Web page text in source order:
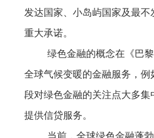
发达国家、小岛屿国家及最
重大承诺。
绿色金融的概念在《巴
全球气候变暖的金融服务，
段对绿色金融的关注点大多集
提供信贷服务。
当前，全球绿色金融蓬